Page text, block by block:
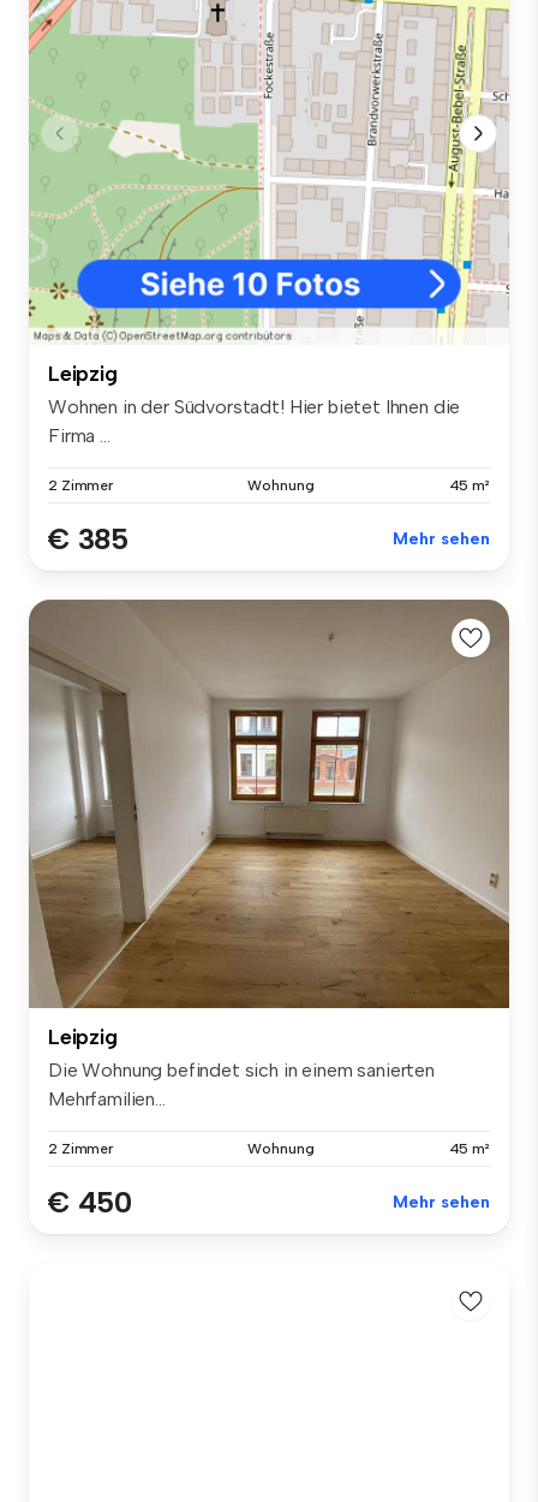
Leipzig
Wohnen in der Südvorstadt! Hier bietet Ihnen die
Firma ...
2 Zimmer Wohnung 45 m²
€ 385 Mehr sehen
Leipzig
Die Wohnung befindet sich in einem sanierten
Mehrfamilien...
2 Zimmer Wohnung 45 m²
€ 450 Mehr sehen